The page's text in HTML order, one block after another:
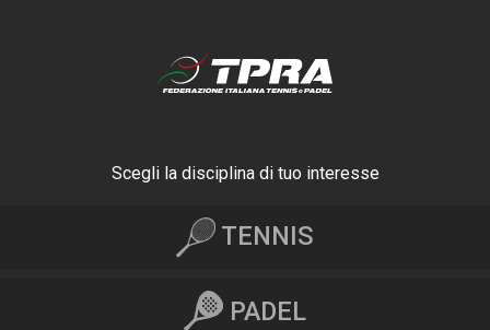
Scegli la disciplina di tuo interesse
TENNIS
PADEL